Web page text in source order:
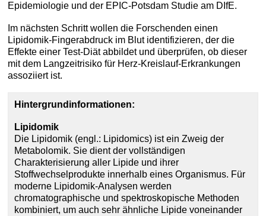
Epidemiologie und der EPIC-Potsdam Studie am DIfE.
Im nächsten Schritt wollen die Forschenden einen
Lipidomik-Fingerabdruck im Blut identifizieren, der die
Effekte einer Test-Diät abbildet und überprüfen, ob dieser
mit dem Langzeitrisiko für Herz-Kreislauf-Erkrankungen
assoziiert ist.
Hintergrundinformationen:
Lipidomik
Die Lipidomik (engl.: Lipidomics) ist ein Zweig der
Metabolomik. Sie dient der vollständigen
Charakterisierung aller Lipide und ihrer
Stoffwechselprodukte innerhalb eines Organismus. Für
moderne Lipidomik-Analysen werden
chromatographische und spektroskopische Methoden
kombiniert, um auch sehr ähnliche Lipide voneinander